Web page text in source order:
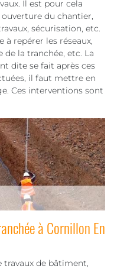
Il est pour cela
ouverture du chantier,
sécurisation, etc.
repérer les réseaux,
la tranchée, etc. La
dite se fait après ces
il faut mettre en
Ces interventions sont
à Cornillon En
travaux de bâtiment,